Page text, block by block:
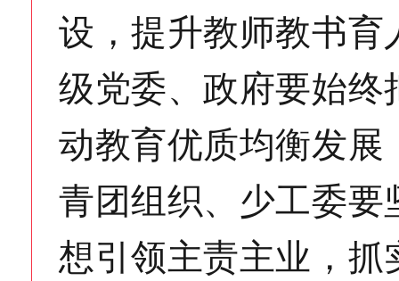
设，提升教师教书
级党委、政府要始
动教育优质均衡发
青团组织、少工委
想引领主责主业，